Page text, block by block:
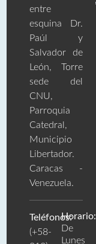
entre
esquina Dr.
Paúl y
Salvador de
León, Torre
sede del
CNU,
Parroquia
Catedral,
Municipio
Libertador.
Caracas -
Venezuela.
Teléfonos:
(+58-
Horario:
De
Lunes